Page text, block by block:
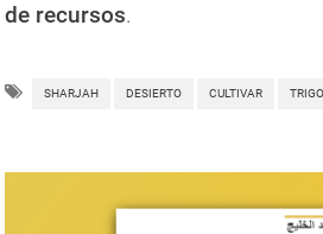
de recursos.
SHARJAH DESIERTO CULTIVAR TRIGO